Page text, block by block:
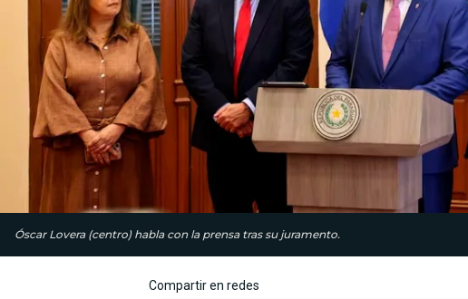
Óscar Lovera (centro) habla con la prensa tras su juramento.
Compartir en redes